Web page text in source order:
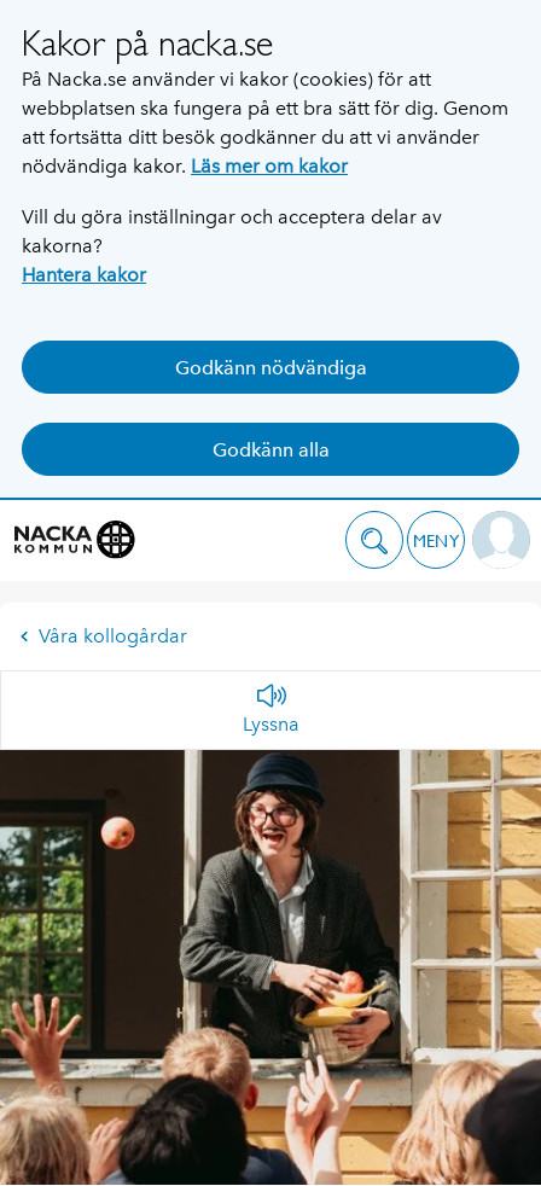
Kakor på nacka.se
På Nacka.se använder vi kakor (cookies) för att
webbplatsen ska fungera på ett bra sätt för dig. Genom
att fortsätta ditt besök godkänner du att vi använder
nödvändiga kakor. Läs mer om kakor
Vill du göra inställningar och acceptera delar av
kakorna?
Hantera kakor
Godkänn nödvändiga
Godkänn alla
MENY
Våra kollogårdar
Lyssna